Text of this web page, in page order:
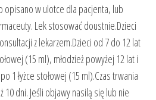
opisano w ulotce dla pacjenta, lub
Lek stosować doustnie.Dzieci
z lekarzem.Dzieci od 7 do 12 lat
(15 ml), młodzież powyżej 12 lat i
1 łyżce stołowej (15 ml).Czas trwania
10 dni. Jeśli objawy nasilą się lub nie